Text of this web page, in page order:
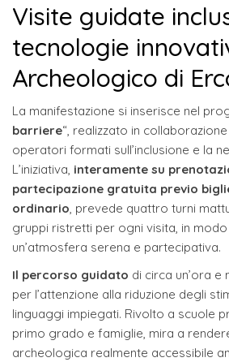
Visite guidate
tecnologie
Archeologico di
La manifestazione si inserisce nel
barriere“, realizzato in
operatori formati sull’inclusione e la
L’iniziativa, interamente su
partecipazione gratuita previo
ordinario, prevede quattro turni
gruppi ristretti per ogni visita, in
un’atmosfera serena e partecipativa.
Il percorso guidato di circa un’ora e
per l’attenzione alla riduzione degli
linguaggi impiegati. Rivolto a scuole
primo grado e famiglie, mira a
archeologica realmente accessibile